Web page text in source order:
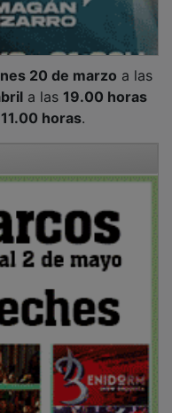
a las19.00 horas
11.00 horas.